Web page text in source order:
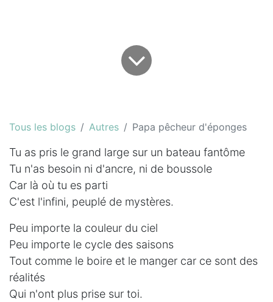
Tous les blogs Autres Papa pêcheur d'éponges
Tu as pris le grand large sur un bateau fantôme
Tu n'as besoin ni d'ancre, ni de boussole
Car là où tu es parti
C'est l'infini, peuplé de mystères.
Peu importe la couleur du ciel
Peu importe le cycle des saisons
Tout comme le boire et le manger car ce sont des
réalités
Qui n'ont plus prise sur toi.